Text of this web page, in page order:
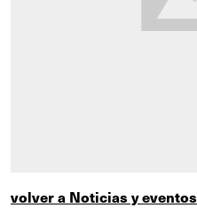
volver a Noticias y eventos